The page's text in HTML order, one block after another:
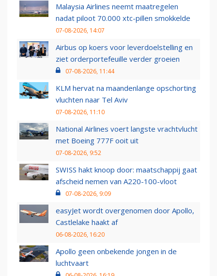
Malaysia Airlines neemt maatregelen
nadat piloot 70.000 xtc-pillen smokkelde
07-08-2026, 14:07
Airbus op koers voor leverdoelstelling en
ziet orderportefeuille verder groeien
07-08-2026, 11:44
KLM hervat na maandenlange opschorting
vluchten naar Tel Aviv
07-08-2026, 11:10
National Airlines voert langste vrachtvlucht
met Boeing 777F ooit uit
07-08-2026, 9:52
SWISS hakt knoop door: maatschappij gaat
afscheid nemen van A220-100-vloot
07-08-2026, 9:09
easyJet wordt overgenomen door Apollo,
Castlelake haakt af
06-08-2026, 16:20
Apollo geen onbekende jongen in de
luchtvaart